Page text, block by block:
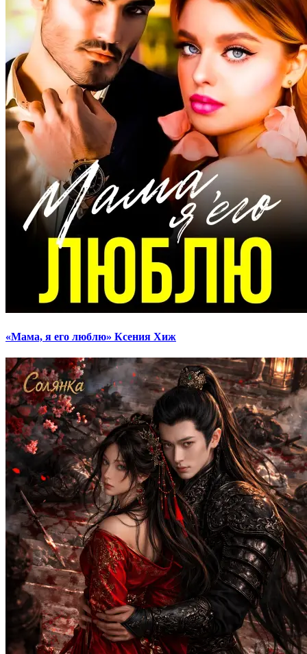
«Мама, я его люблю» Ксения Хиж